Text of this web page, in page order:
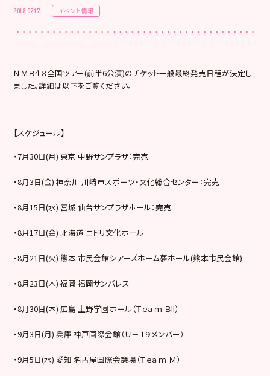
2018.07.17 イベント情報
ＮＭＢ４８全国ツアー(前半6公演)のチケット一般最終発売日程が決定し
ました。詳細は以下をご覧ください。
【スケジュール】
・7月30日(月) 東京 中野サンプラザ：完売
・8月3日(金) 神奈川 川崎市スポーツ・文化総合センター：完売
・8月15日(水) 宮城 仙台サンプラザホール：完売
・8月17日(金) 北海道 ニトリ文化ホール
・8月21日(火) 熊本 市民会館シアーズホーム夢ホール(熊本市民会館)
・8月23日(木) 福岡 福岡サンパレス
・8月30日(木) 広島 上野学園ホール（Ｔｅａｍ ＢII）
・9月3日(月) 兵庫 神戸国際会館（Ｕ－１９メンバー）
・9月5日(水) 愛知 名古屋国際会議場（Ｔｅａｍ Ｍ）